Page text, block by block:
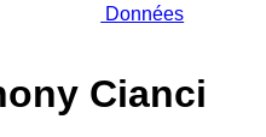
Données
Cianci